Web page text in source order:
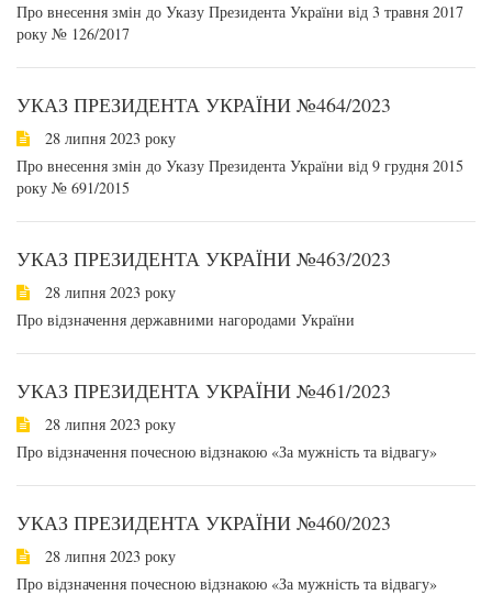
Про внесення змін до Указу Президента України від 3 травня 2017
року № 126/2017
УКАЗ ПРЕЗИДЕНТА УКРАЇНИ №464/2023
28 липня 2023 року
Про внесення змін до Указу Президента України від 9 грудня 2015
року № 691/2015
УКАЗ ПРЕЗИДЕНТА УКРАЇНИ №463/2023
28 липня 2023 року
Про відзначення державними нагородами України
УКАЗ ПРЕЗИДЕНТА УКРАЇНИ №461/2023
28 липня 2023 року
Про відзначення почесною відзнакою «За мужність та відвагу»
УКАЗ ПРЕЗИДЕНТА УКРАЇНИ №460/2023
28 липня 2023 року
Про відзначення почесною відзнакою «За мужність та відвагу»